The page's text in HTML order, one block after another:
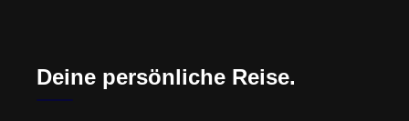
Deine persönliche Reise.